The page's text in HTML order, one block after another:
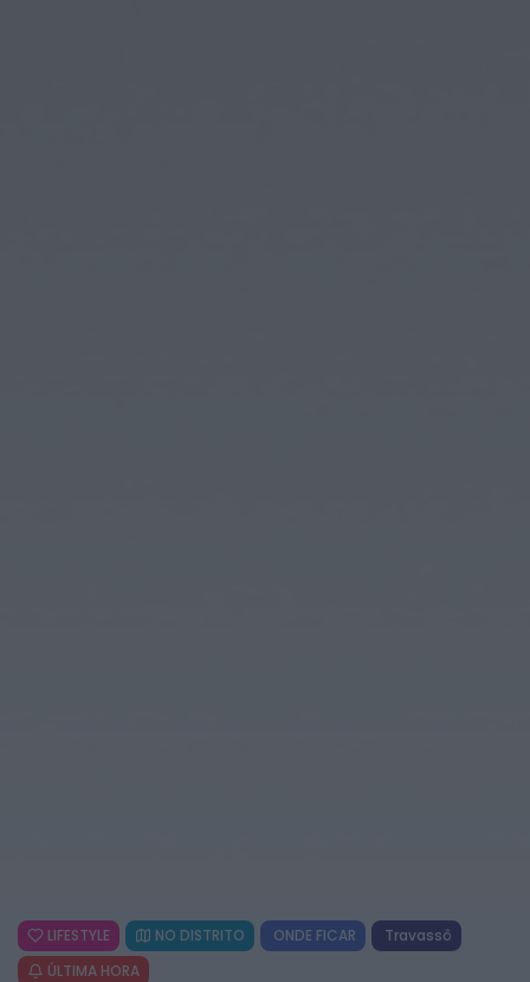
LIFESTYLE NO DISTRITO ONDE FICAR
Travassô
ÚLTIMA HORA